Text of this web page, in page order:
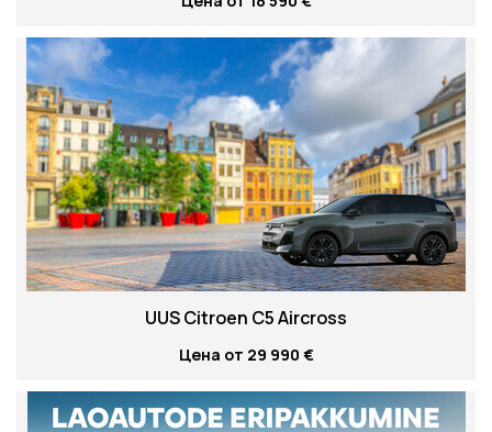
UUS Citroen C5 Aircross
Цена от 29 990 €